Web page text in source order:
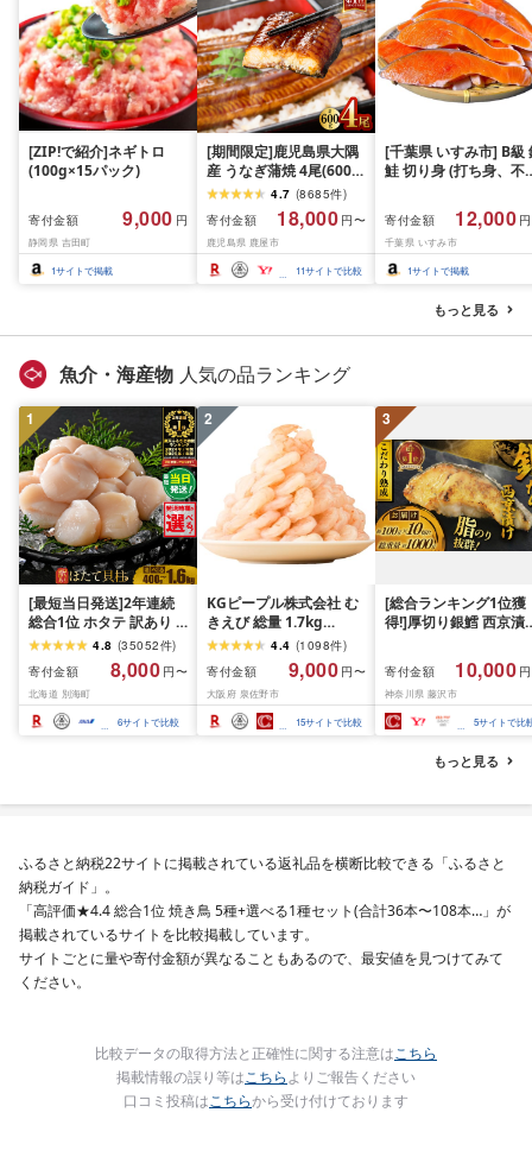
[ZIP!で紹介]ネギトロ
(100g×15パック)
寄付金額 9,000 円
静岡県 吉田町
1サイトで掲載
[期間限定]鹿児島県大隅
産 うなぎ蒲焼 4尾(600g)
KN007-004-04-cp18 う
なぎ 鰻 魚 惣菜 総菜
4.7 (8685件)
寄付金額
18,000 円〜
鹿児島県 鹿屋市
11サイトで比較
[千葉県 いすみ市] B級
鮭 切り身 (打ち身、不
凍 魚 訳あり 海鮮 西川
おつまみ おかず
寄付金額 12,000
千葉県 いすみ市
1サイトで掲載
もっと見る
魚介・海産物 人気の品ランキング
1
[最短当日発送]2年連続
総合1位 ホタテ 訳あり (
ふるさと納税 ほたて ふ
るさと納税 訳あり 帆立
ふるさと わけあり ホタ
テ貝柱 貝 人気 不揃い 刺
身 規格外 魚介 ランキン
グ 海鮮 冷凍 発送時期が
4.8 (35052件)
寄付金額
8,000 円〜
北海道 別海町
6サイトで比較
2
KGピープル株式会社 む
きえび 総量 1.7kg
(850g×2P) 特大 5Lサイ
ズ バナメイエビ バラ凍
結 下処理不要 サイズ不
揃い 訳あり
4.4 (1098件)
寄付金額
9,000 円〜
大阪府 泉佐野市
15サイトで比較
3
[総合ランキング1位獲
得!]厚切り銀鱈 西京漬
約 1,000g (約 100g ×
切) 西京味噌 西京みそ
噌漬け みそ 味噌 鮮魚
介 銀だら 銀ダラ ギン
ラ ぎんだら 鱈 タラ 魚
西京焼き 西京漬 西京
き 冷凍 厳選 鮮魚 漬け
礼品 おかず おつまみ
南 藤沢
寄付金額 10,000
神奈川県 藤沢市
5サイトで比
もっと見る
ふるさと納税22サイトに掲載されている返礼品を横断比較できる「ふるさと
納税ガイド」。
「高評価★4.4 総合1位 焼き鳥 5種+選べる1種セット(合計36本〜108本…」が
掲載されているサイトを比較掲載しています。
サイトごとに量や寄付金額が異なることもあるので、最安値を見つけてみて
ください。
比較データの取得方法と正確性に関する注意はこちら
掲載情報の誤り等はこちらよりご報告ください
口コミ投稿はこちらから受け付けております